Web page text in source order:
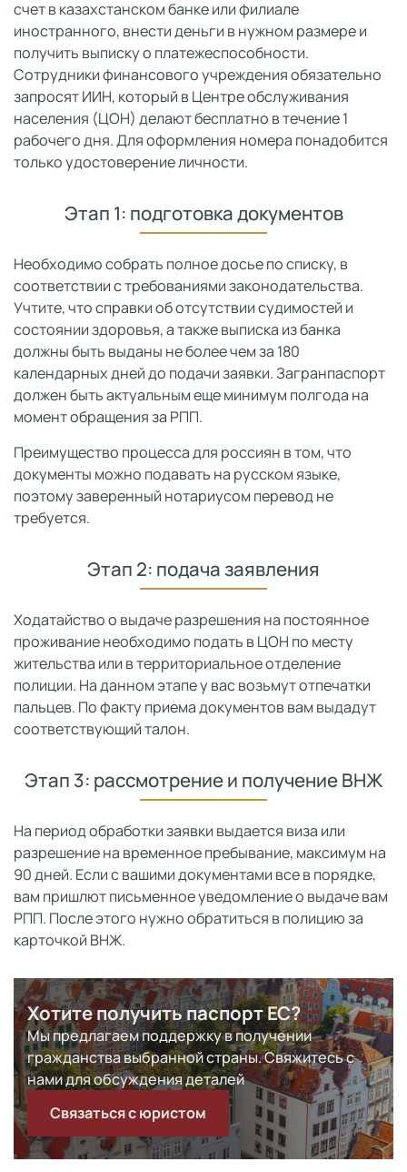
счет в казахстанском банке или филиале
иностранного, внести деньги в нужном размере и
получить выписку о платежеспособности.
Сотрудники финансового учреждения обязательно
запросят ИИН, который в Центре обслуживания
населения (ЦОН) делают бесплатно в течение 1
рабочего дня. Для оформления номера понадобится
только удостоверение личности.
Этап 1: подготовка документов
Необходимо собрать полное досье по списку, в
соответствии с требованиями законодательства.
Учтите, что справки об отсутствии судимостей и
состоянии здоровья, а также выписка из банка
должны быть выданы не более чем за 180
календарных дней до подачи заявки. Загранпаспорт
должен быть актуальным еще минимум полгода на
момент обращения за РПП.
Преимущество процесса для россиян в том, что
документы можно подавать на русском языке,
поэтому заверенный нотариусом перевод не
требуется.
Этап 2: подача заявления
Ходатайство о выдаче разрешения на постоянное
проживание необходимо подать в ЦОН по месту
жительства или в территориальное отделение
полиции. На данном этапе у вас возьмут отпечатки
пальцев. По факту приема документов вам выдадут
соответствующий талон.
Этап 3: рассмотрение и получение ВНЖ
На период обработки заявки выдается виза или
разрешение на временное пребывание, максимум на
90 дней. Если с вашими документами все в порядке,
вам пришлют письменное уведомление о выдаче вам
РПП. После этого нужно обратиться в полицию за
карточкой ВНЖ.
Хотите получить паспорт ЕС?
Мы предлагаем поддержку в получении
гражданства выбранной страны. Свяжитесь с
нами для обсуждения деталей
Связаться с юристом